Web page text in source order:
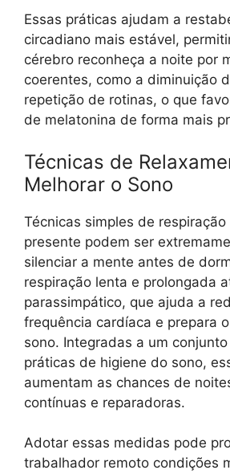
Essas práticas ajudam a
circadiano mais estável,
cérebro reconheça a noite por
coerentes, como a diminuição
repetição de rotinas, o que
de melatonina de forma mais
Técnicas de
Melhorar o Sono
Técnicas simples de
presente podem ser
silenciar a mente antes de
respiração lenta e prolongada
parassimpático, que ajuda a
frequência cardíaca e prepara
sono. Integradas a um
práticas de higiene do sono,
aumentam as chances de
contínuas e reparadoras.
Adotar essas medidas pode
trabalhador remoto condições